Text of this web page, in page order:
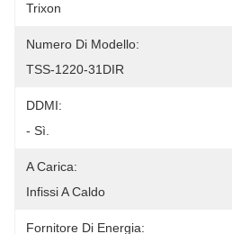
Trixon
Numero Di Modello:
TSS-1220-31DIR
DDMI:
- Sì.
A Carica:
Infissi A Caldo
Fornitore Di Energia: